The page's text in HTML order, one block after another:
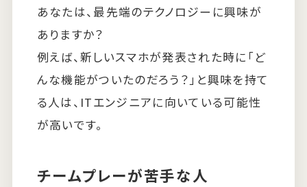
あなたは、最先端のテクノロジーに興味が
ありますか？
例えば、新しいスマホが発表された時に「ど
んな機能がついたのだろう？」と興味を持て
る人は、ITエンジニアに向いている可能性
が高いです。
チームプレーが苦手な人